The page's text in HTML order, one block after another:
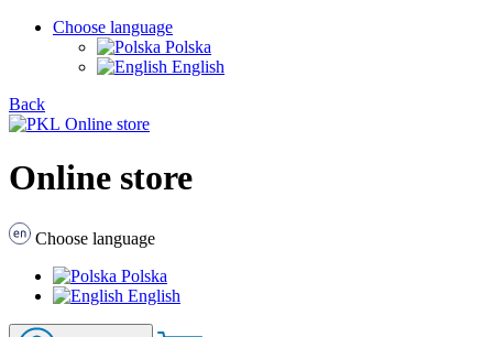
Choose language
Polska
English
Back
Online store
Online store
Choose language
Polska
English